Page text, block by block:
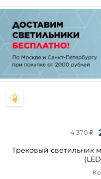
4 370 ₽
Трековый светильник